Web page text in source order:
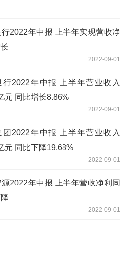
2022年中报 上半年实现营收净
2022-09-01
行2022年中报 上半年营业收入
元 同比增长8.86%
2022-09-01
团2022年中报 上半年营业收入
元 同比下降19.68%
2022-09-01
源2022年中报 上半年营收净利同
2022-09-01